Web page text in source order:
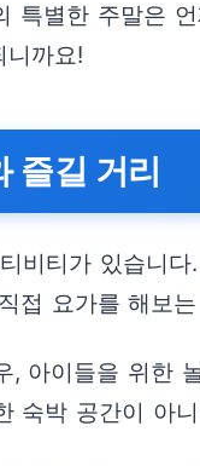
특별한 주말은
까요!
즐길 거리
비티가 있습니
접 요가를 해보
, 아이들을 위한
숙박 공간이 아